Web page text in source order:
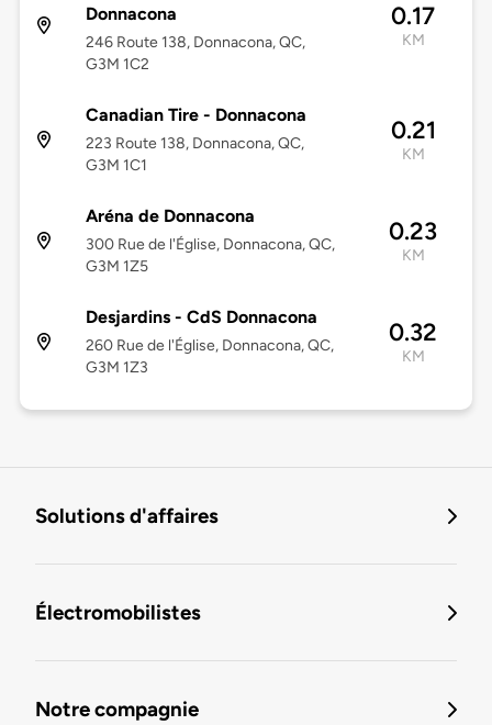
Donnacona
246 Route 138, Donnacona, QC,
G3M 1C2
0.17
KM
Canadian Tire - Donnacona
223 Route 138, Donnacona, QC,
G3M 1C1
0.21
KM
Aréna de Donnacona
300 Rue de l'Église, Donnacona, QC,
G3M 1Z5
0.23
KM
Desjardins - CdS Donnacona
260 Rue de l'Église, Donnacona, QC,
G3M 1Z3
0.32
KM
Solutions d'affaires
Électromobilistes
Notre compagnie